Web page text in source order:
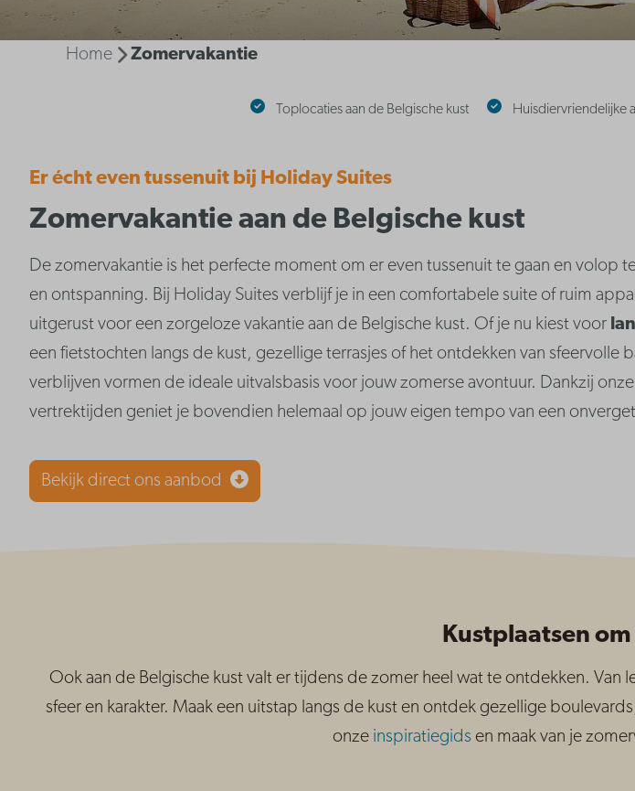
Home Zomervakantie
Toplocaties aan de Belgische kust Huisdiervriendelijke
Er écht even tussenuit bij Holiday Suites
Zomervakantie aan de Belgische kust
De zomervakantie is het perfecte moment om er even tussenuit te gaan en volop
en ontspanning. Bij Holiday Suites verblijf je in een comfortabele suite of ruim
uitgerust voor een zorgeloze vakantie aan de Belgische kust. Of je nu kiest voor
een fietstochten langs de kust, gezellige terrasjes of het ontdekken van sfeervolle
verblijven vormen de ideale uitvalsbasis voor jouw zomerse avontuur. Dankzij
vertrektijden geniet je bovendien helemaal op jouw eigen tempo van een
Bekijk direct ons aanbod
Kustplaatsen
Ook aan de Belgische kust valt er tijdens de zomer heel wat te ontdekken.
sfeer en karakter. Maak een uitstap langs de kust en ontdek gezellige
onze inspiratiegids en maak van je